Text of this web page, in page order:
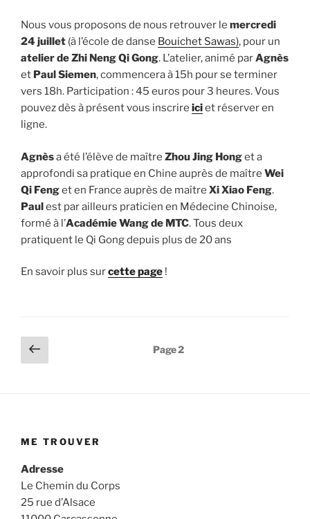
Nous vous proposons de nous retrouver le mercredi
24 juillet (à l’école de danse Bouichet Sawas), pour un
atelier de Zhi Neng Qi Gong. L’atelier, animé parAgnès
et Paul Siemen, commencera à 15h pour se terminer
vers 18h. Participation : 45 euros pour 3 heures. Vous
pouvez dès à présent vous inscrire iciet réserver en
ligne.
Agnèsa été l’élève de maître Zhou Jing Honget a
approfondi sa pratique en Chine auprès de maître Wei
Qi Fenget en France auprès de maître Xi Xiao Feng.
Paulest par ailleurs praticien en Médecine Chinoise,
formé à l’Académie Wang de MTC. Tous deux
pratiquent le Qi Gong depuis plus de 20 ans
En savoir plus surcette page !
Pagination
Page
précédente
Page2
ME TROUVER
Adresse
Le Chemin du Corps
25 rue d’Alsace